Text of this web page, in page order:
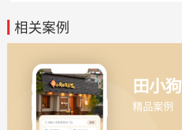
相关案例
田小狗
精品案例